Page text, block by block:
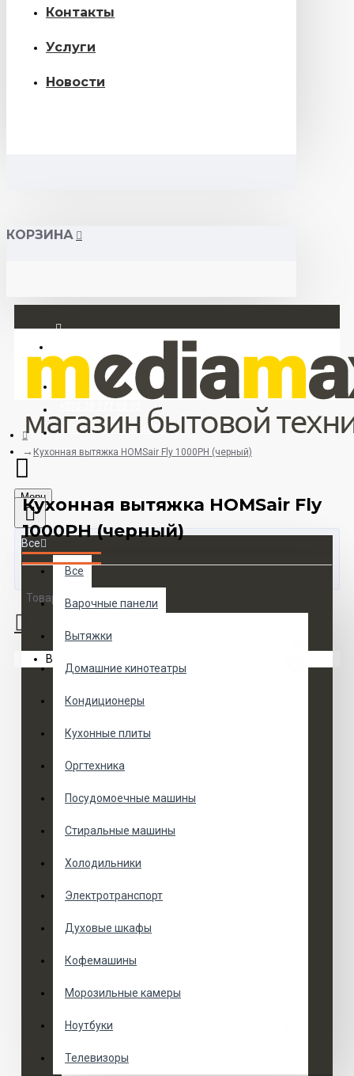
Контакты
Услуги
Новости
КОРЗИНА
Регистрация
+375 33 673 17 31 (МТС)
Menu
Все
Все
Варочные панели
Вытяжки
Домашние кинотеатры
Кондиционеры
Кухонные плиты
Оргтехника
Посудомоечные машины
Стиральные машины
Холодильники
Электротранспорт
Духовые шкафы
Кофемашины
Морозильные камеры
Ноутбуки
Телевизоры
Товаров 0 (0 руб.)
Ваша корзина пуста!
Кухонная вытяжка HOMSair Fly 1000PH (черный)
Кухонная вытяжка HOMSair Fly
1000PH (черный)